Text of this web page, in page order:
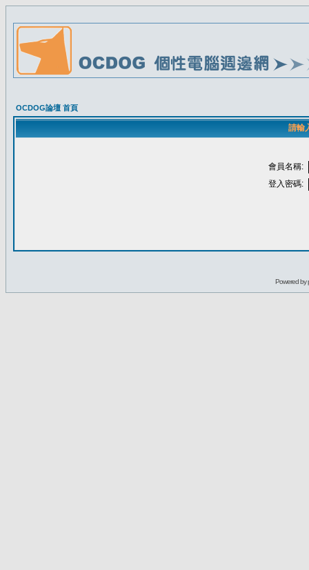
OCDOG論壇 首頁
請輸
會員名稱:
登入密碼:
Powered by